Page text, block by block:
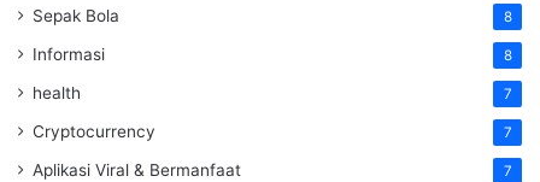
Sepak Bola 8
Informasi 8
health 7
Cryptocurrency 7
Aplikasi Viral & Bermanfaat 7